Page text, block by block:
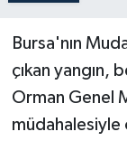
Bursa'nın
çıkan yangın,
Orman Genel
müdahalesiyle